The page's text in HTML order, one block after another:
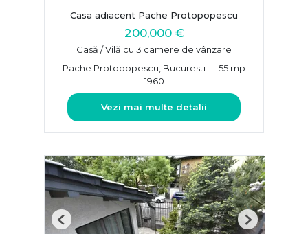
Casa adiacent Pache Protopopescu
200,000 €
Casă / Vilă cu 3 camere de vânzare
Pache Protopopescu, Bucuresti
55 mp
1960
Vezi mai multe detalii
Previous Next